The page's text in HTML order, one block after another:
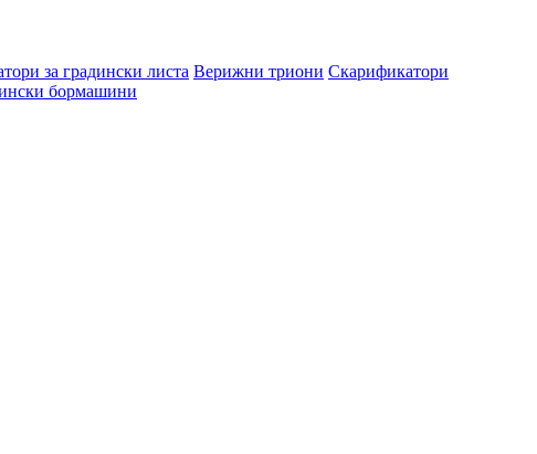
за градински листа Верижни триони Скарификатори
бормашини